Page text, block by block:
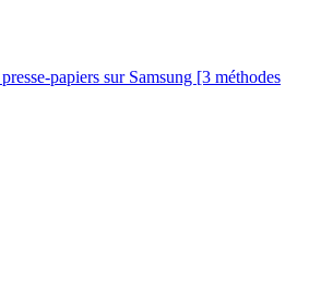
papiers sur Samsung [3 méthodes